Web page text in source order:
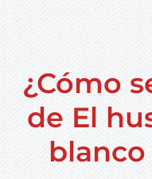
¿Cómo
de El
blanco